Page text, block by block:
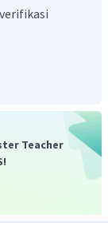
3.
Teacher